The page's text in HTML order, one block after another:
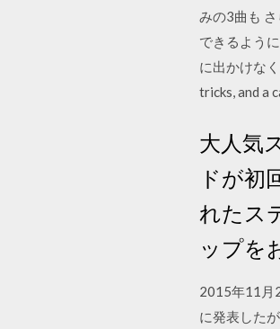
みの3曲も
できるよう
に出かけな
tricks, and a
大人気
ドが初
れたス
ップを
2015年11月
に発表した